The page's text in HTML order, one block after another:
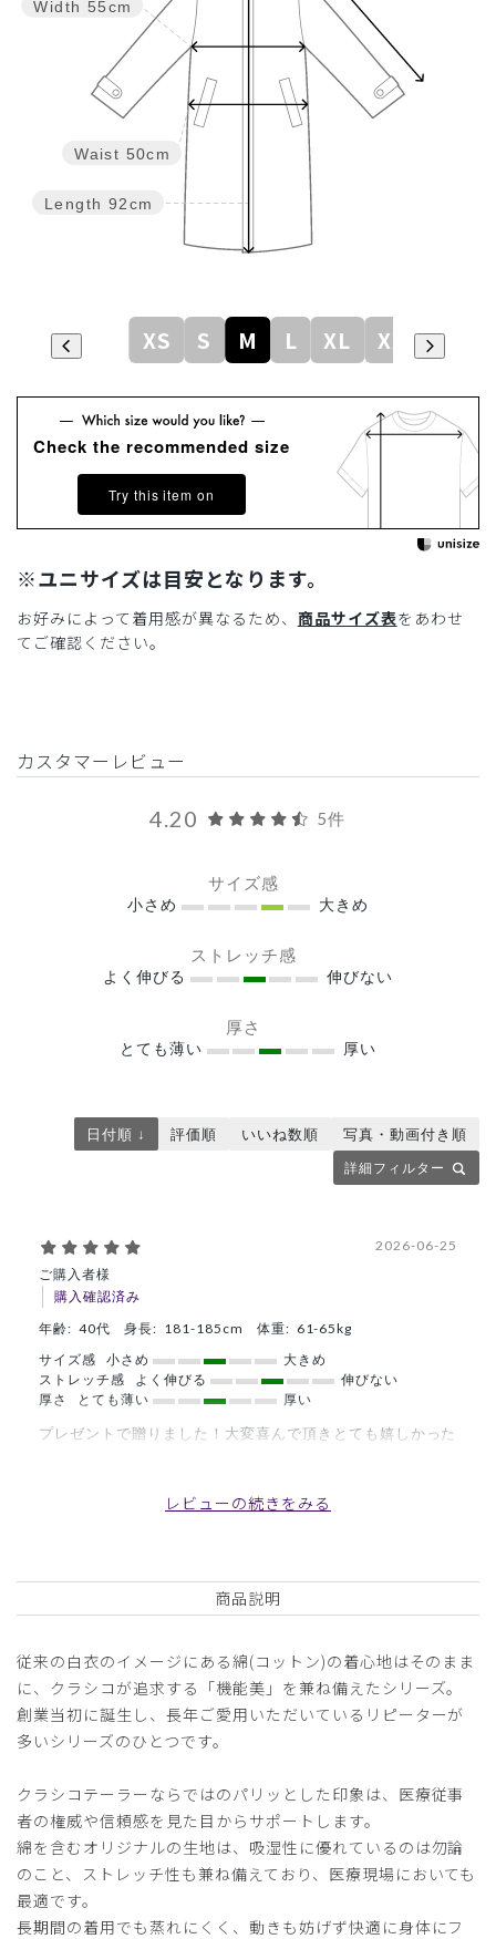
Length 92cm
Waist 50cm
Width 55cm
XS S M L XL XXL
Check the recommended size
Try this item on
※ユニサイズは目安となります。
お好みによって着用感が異なるため、 商品サイズ表をあわせ
てご確認ください。
カスタマーレビュー
4.20 5件
サイズ感
小さめ 大きめ
ストレッチ感
よく伸びる 伸びない
厚さ
とても薄い 厚い
詳細フィルター
日付順 ↓ 評価順 いいね数順 写真・動画付き順
ご購入者様
購入確認済み
2026-06-25
年齢: 40代 身長: 181-185cm 体重: 61-65kg
サイズ感
小さめ
大きめ
ストレッチ感
よく伸びる
伸びない
厚さ
とても薄い 厚い
プレゼントで贈りました！大変喜んで頂きとても嬉しかった
B20メンズ白衣:クラシコテーラー/白/L
購入確認済み
厚さとても薄い 厚い
以前購入していたクラシコテーターの後継モデルを購入しま
した。
同じサイズでしたが、前よりも胴回りがゆったりでした。
商品：B20メンズ白衣:クラシコテーラー/白/M
レビューの続きをみる
商品説明
従来の白衣のイメージにある綿(コットン)の着心地はそのまま
に、クラシコが追求する「機能美」を兼ね備えたシリーズ。
創業当初に誕生し、長年ご愛用いただいているリピーターが
多いシリーズのひとつです。
クラシコテーラーならではのパリッとした印象は、医療従事
者の権威や信頼感を見た目からサポートします。
綿を含むオリジナルの生地は、吸湿性に優れているのは勿論
のこと、ストレッチ性も兼ね備えており、医療現場においても
最適です。
長期間の着用でも蒸れにくく、動きも妨げず快適に身体にフ